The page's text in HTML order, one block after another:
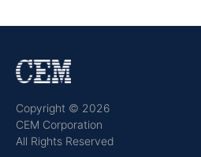
Copyright © 2026
CEM Corporation
All Rights Reserved